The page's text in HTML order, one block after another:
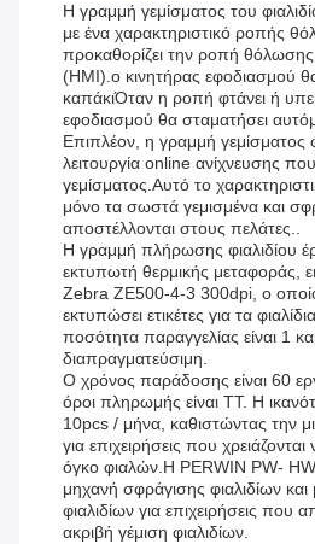
Η γραμμή γεμίσματος του
με ένα χαρακτηριστικό ροπής
προκαθορίζει την ροπή
(HMI).ο κινητήρας εφοδιασμού
καπάκιΌταν η ροπή φτάνει ή
εφοδιασμού θα σταματήσει
Επιπλέον, η γραμμή γεμίσματος
λειτουργία online ανίχνευσης που
γεμίσματος.Αυτό το
μόνο τα σωστά γεμισμένα και
αποστέλλονται στους πελάτες..
Η γραμμή πλήρωσης φιαλιδίου
εκτυπωτή θερμικής μεταφοράς,
Zebra ZE500-4-3 300dpi, ο
εκτυπώσει ετικέτες για τα
ποσότητα παραγγελίας είναι 1 και
διαπραγματεύσιμη.
Ο χρόνος παράδοσης είναι 60
όροι πληρωμής είναι TT. Η
10pcs / μήνα, καθιστώντας την
για επιχειρήσεις που
όγκο φιαλών.Η PERWIN PW-
μηχανή σφράγισης φιαλιδίων
φιαλιδίων για επιχειρήσεις που
ακριβή γέμιση φιαλιδίων.